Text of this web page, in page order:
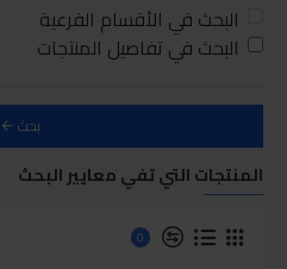
البحث في الأقسام الفرعية
البحث في تفاصيل المنتجات
بحث
المنتجات التي تفي معايير البحث
0